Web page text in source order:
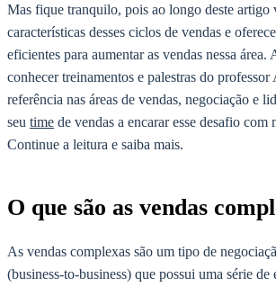
Mas fique tranquilo, pois ao longo deste artigo
características desses ciclos de vendas e
eficientes para aumentar as vendas nessa área.
conhecer treinamentos e palestras do
referência nas áreas de vendas, negociação e
seu time de vendas a encarar esse desafio com
Continue a leitura e saiba mais.
O que são as vendas
As vendas complexas são um tipo de
(business-to-business) que possui uma série de